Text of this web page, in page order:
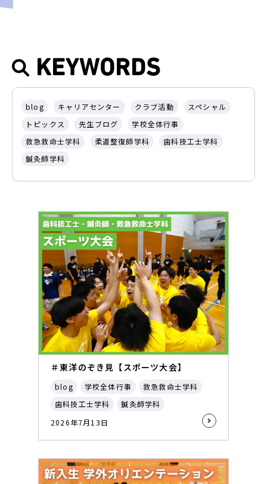
KEYWORDS
blog キャリアセンター クラブ活動
スペシャル
トピックス
先生ブログ
学校全体行事
救急救命士学科
柔道整復師学科
歯科技工士学科
鍼灸師学科
＃東洋のぞき見【スポーツ大会】
blog 学校全体行事
救急救命士学科
歯科技工士学科
鍼灸師学科
2026年7月13日